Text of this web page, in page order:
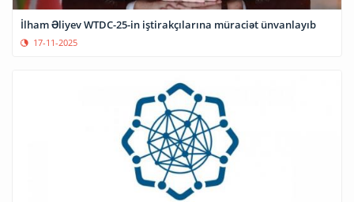
İlham Əliyev WTDC-25-in iştirakçılarına müraciət ünvanlayıb
17-11-2025